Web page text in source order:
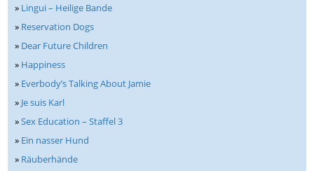
» Lingui – Heilige Bande
» Reservation Dogs
» Dear Future Children
» Happiness
» Everbody’s Talking About Jamie
» Je suis Karl
»Sex Education – Staffel 3
» Ein nasser Hund
» Räuberhände